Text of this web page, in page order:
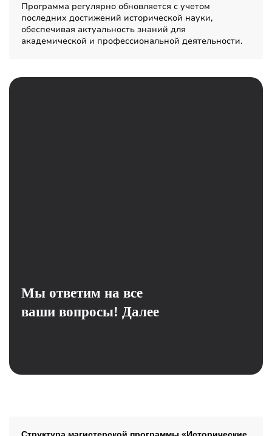
Программа регулярно обновляется с учетом
последних достижений исторической науки,
обеспечивая актуальность знаний для
академической и профессиональной деятельности.
Мы ответим на все
ваши вопросы! Далее